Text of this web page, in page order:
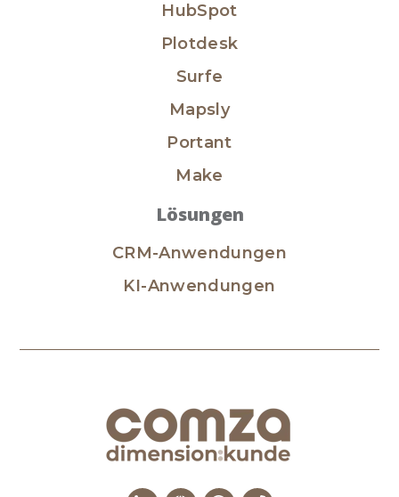
HubSpot
Plotdesk
Surfe
Mapsly
Portant
Make
Lösungen
CRM-Anwendungen
KI-Anwendungen